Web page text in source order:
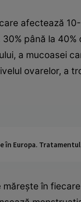
afectează
până la
a mucoasei
ovarelor, a
în Europa.
în